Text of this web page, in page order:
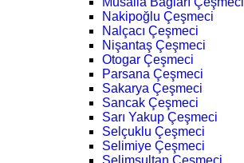
Nakipoğlu Çeşmeci
Nalçacı Çeşmeci
Nişantaş Çeşmeci
Otogar Çeşmeci
Parsana Çeşmeci
Sakarya Çeşmeci
Sancak Çeşmeci
Sarı Yakup Çeşmeci
Selçuklu Çeşmeci
Selimiye Çeşmeci